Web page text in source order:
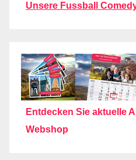
Unsere Fussball
Entdecken Sie aktuelle
Webshop